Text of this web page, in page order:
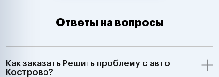
Ответы на вопросы
Как заказать Решить проблему с авто
Кострово?